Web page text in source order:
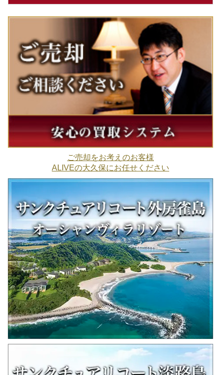
ご売却をお考えのお客様
ALIVEの大久保にお任せください